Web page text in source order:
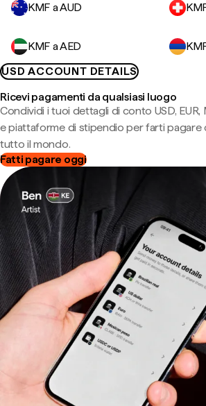
KMF a AUD
KMF a AED
USD ACCOUNT DETAILS
Ricevi pagamenti da qualsiasi luogo
Condividi i tuoi dettagli di conto USD, EUR,
e piattaforme di stipendio per farti pagare
tutto il mondo.
Fatti pagare oggi